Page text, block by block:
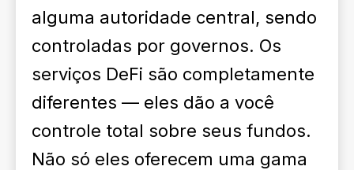
alguma autoridade central, sendo
controladas por governos. Os
serviços DeFi são completamente
diferentes — eles dão a você
controle total sobre seus fundos.
Não só eles oferecem uma gama